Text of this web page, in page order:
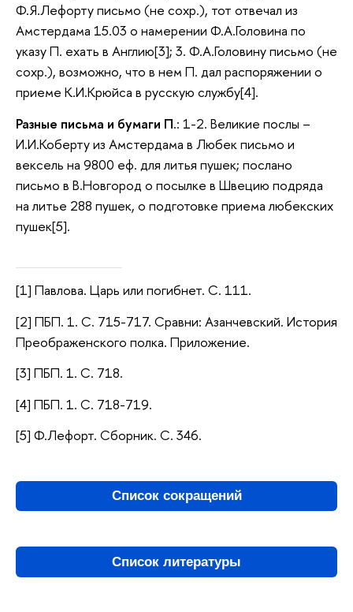
Ф.Я.Лефорту письмо (не сохр.), тот отвечал из
Амстердама 15.03 о намерении Ф.А.Головина по
указу П. ехать в Англию[3]; 3. Ф.А.Головину письмо (не
сохр.), возможно, что в нем П. дал распоряжении о
приеме К.И.Крюйса в русскую службу[4].
Разные письма и бумаги П.: 1-2. Великие послы –
И.И.Коберту из Амстердама в Любек письмо и
вексель на 9800 еф. для литья пушек; послано
письмо в В.Новгород о посылке в Швецию подряда
на литье 288 пушек, о подготовке приема любекских
пушек[5].
[1] Павлова. Царь или погибнет. С. 111.
[2] ПБП. 1. С. 715-717. Сравни: Азанчевский. История
Преображенского полка. Приложение.
[3] ПБП. 1. С. 718.
[4] ПБП. 1. С. 718-719.
[5] Ф.Лефорт. Сборник. С. 346.
Список сокращений
Список литературы